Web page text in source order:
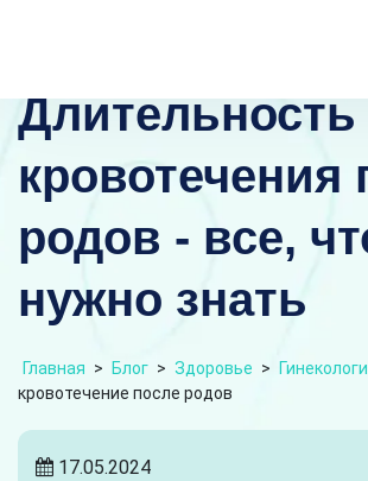
Длительность
кровотечения
родов - все,
нужно знать
Главная > Блог > Здоровье >
кровотечение после родов
17.05.2024